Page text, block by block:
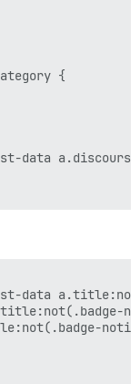
{
data